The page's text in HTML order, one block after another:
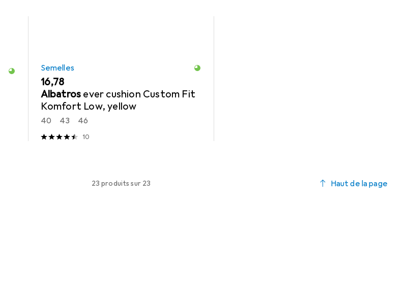
Semelles
EUR
16,78
Albatros ever cushion Custom Fit
Komfort Low, yellow
40 43 46
10
23 produits sur 23 Haut de la page